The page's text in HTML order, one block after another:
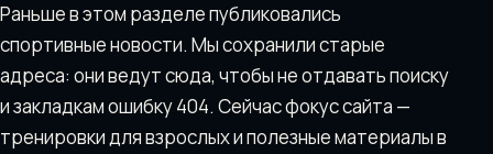
Раньше в этом разделе публиковались
спортивные новости. Мы сохранили старые
адреса: они ведут сюда, чтобы не отдавать поискy
и закладкам ошибку 404. Сейчас фокус сайта —
тренировки для взрослых и полезные материалы в